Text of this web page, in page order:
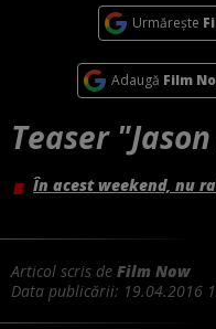
Urmărește
Adaugă Film
Teaser
În acest weekend, nu
Articol scris de Film Now
Data publicării: 19.04.2016